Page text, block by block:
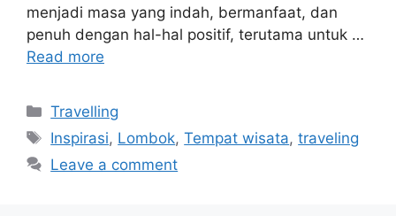
menjadi masa yang indah, bermanfaat, dan
penuh dengan hal-hal positif, terutama untuk …
Read more
Categories
Travelling
Tags
Inspirasi, Lombok,Tempat wisata,traveling
Leave a comment